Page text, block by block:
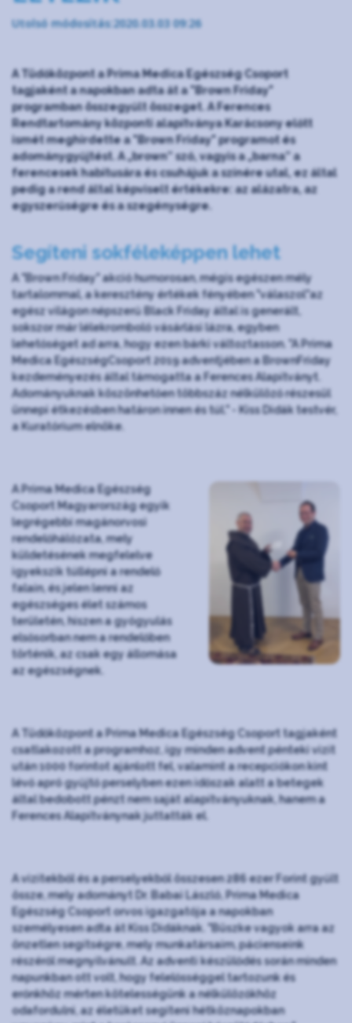
Utolsó módosítás:2020.03.03 09:26
A Tüdőközpont a Prima Medica Egészség Csoport
tagjaként a napokban adta át a "Brown Friday"
programban összegyűlt összeget. A Ferences
Rendtartomány központi alapítványa Karácsony előtt
ismét meghirdette a "Brown Friday" programot és
adománygyűjtést. A „brown” szó, vagyis a „barna” a
ferencesek habitusára és csuhájuk a színére utal, ez által
pedig a rend által képviselt értékekre: az alázatra, az
egyszerűségre és a szegénységre.
Segíteni sokféleképpen lehet
A "Brown Friday" akció humorosan, mégis egészen mély
tartalommal, a keresztény értékek fényében "válaszol"az
egész világon népszerű Black Friday által is generált,
sokszor már lélekromboló vásárlási lázra, egyben
lehetőséget ad arra, hogy ezen bárki változtasson. "A Prima
Medica EgészségCsoport 2019 adventjében a BrownFriday
kezdeményezés által támogatta a Ferences Alapítványt.
Adományuknak köszönhetően többszáz nélkülöző részesül
ünnepi étkezésben határon innen és túl." - Kiss Didák testvér,
a Kuratórium elnöke.
A Prima Medica Egészség
Csoport Magyarország egyik
legrégebbi magánorvosi
rendelőhálózata, mely
küldetésének megfelelve
igyekszik túllépni a rendelő
falain, és jelen lenni az
egészséges élet számos
területén, hiszen a gyógyulás
elsősorban nem a rendelőben
történik, az csak egy állomása
az egészségnek.
A Tüdőközpont a Prima Medica Egészség Csoport tagjaként
csatlakozott a programhoz, így minden advent pénteki vizit
után 1000 forintot ajánlott fel, valamint a recepciókon kint
lévő apró gyűjtő perselyben ezen időszak alatt a betegek
által bedobott pénzt nem saját alapítványuknak, hanem a
Ferences Alapítványnak juttatták el.
A vizitekből és a perselyekből összesen 286 ezer Forint gyűlt
össze, mely adományt Dr. Babai László, Prima Medica
Egészség Csoport orvos igazgatója a napokban
személyesen adta át Kiss Didáknak. "Büszke vagyok arra az
önzetlen segítségre, mely munkatársaim, pácienseink
részéről megnyilvánult. Az adventi készülődés során minden
napunkban ott volt, hogy felelősséggel tartozunk és
erőnkhöz mérten kötelességünk a nélkülözőkhöz
odafordulni, az életüket segíteni hétköznapokban